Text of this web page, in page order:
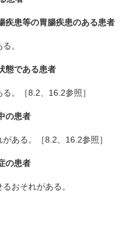
患等の胃腸疾患のある患者
。
態である患者
。［8.2、16.2参照］
の患者
ある。［8.2、16.2参照］
の患者
おそれがある。